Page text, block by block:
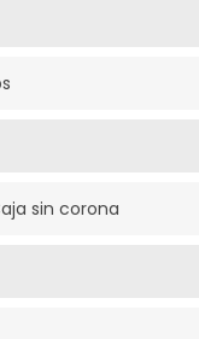
sin corona